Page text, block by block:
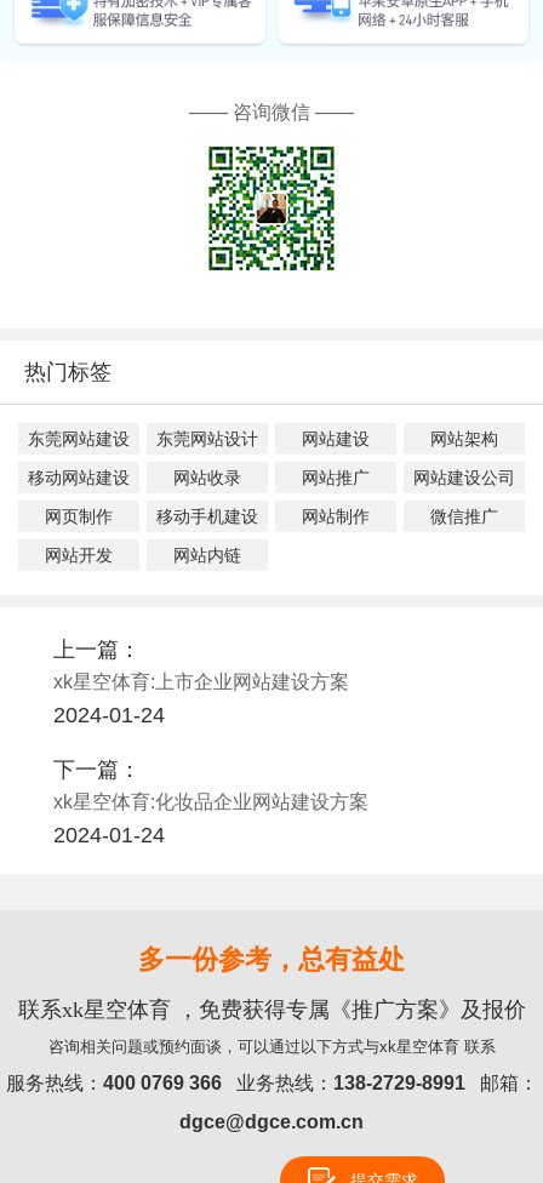
—— 咨询微信 ——
热门标签
东莞网站建设 东莞网站设计 网站建设
网站架构
移动网站建设
网站收录 网站推广
网站建设公司
网页制作
移动手机建设 网站制作
微信推广
网站开发
网站内链
上一篇：
xk星空体育:上市企业网站建设方案
2024-01-24
下一篇：
xk星空体育:化妆品企业网站建设方案
2024-01-24
多一份参考，总有益处
联系xk星空体育 ，免费获得专属《推广方案》及报价
咨询相关问题或预约面谈，可以通过以下方式与xk星空体育 联系
服务热线： 400 0769 366业务热线： 138-2729-8991邮箱：
dgce@dgce.com.cn